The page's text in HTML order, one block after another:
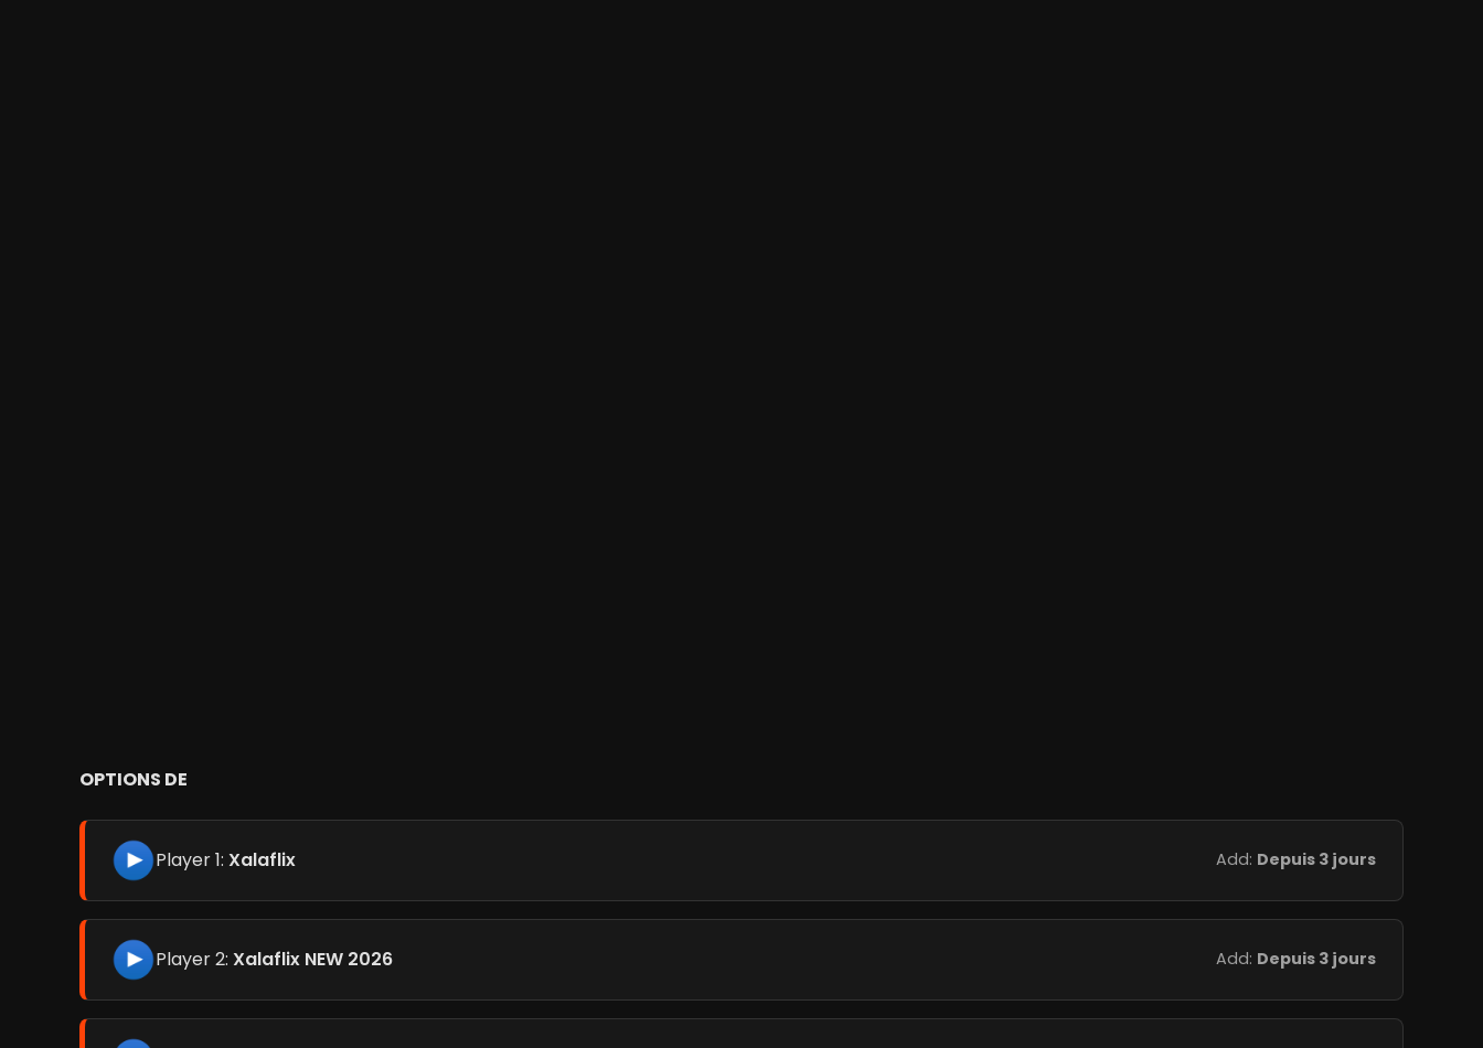
OPTIONS DE
Player 1: Xalaflix Add: Depuis 3 jours
Player 2: Xalaflix NEW 2026 Add: Depuis 3 jours